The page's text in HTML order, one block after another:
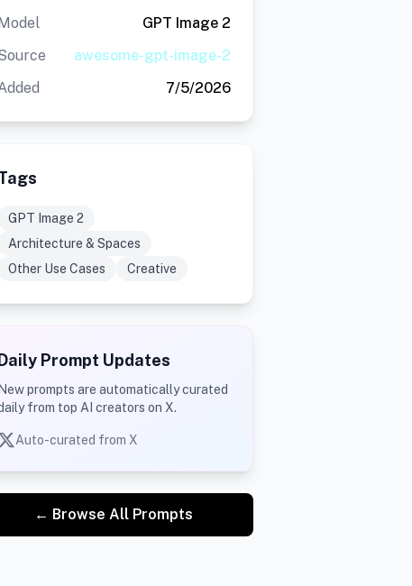
GPT Image 2
awesome-gpt-image-2
7/5/2026
GPT Image 2
Architecture & Spaces
Other Use Cases
Creative
Daily Prompt Updates
New prompts are automatically curated
from top AI creators on X.
Auto-curated from X
← Browse All Prompts